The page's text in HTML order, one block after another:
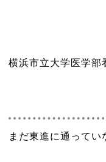
横浜市立大学医学
まだ東進に通ってい